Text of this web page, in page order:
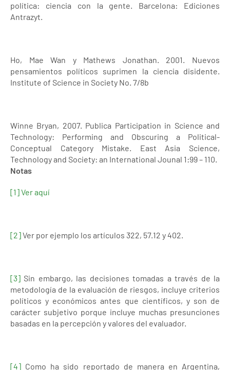
política: ciencia con la gente. Barcelona: Ediciones
Antrazyt.
Ho, Mae Wan y Mathews Jonathan. 2001. Nuevos
pensamientos políticos suprimen la ciencia disidente.
Institute of Science in Society No. 7/8b
Winne Bryan, 2007. Publica Participation in Science and
Technology: Performing and Obscuring a Political-
Conceptual Category Mistake. East Asia Science,
Technology and Society: an International Jounal 1:99 – 110.
Notas
[1]Ver aquí
[2]Ver por ejemplo los artículos 322, 57.12 y 402.
[3] Sin embargo, las decisiones tomadas a través de la
metodología de la evaluación de riesgos, incluye criterios
políticos y económicos antes que científicos, y son de
carácter subjetivo porque incluye muchas presunciones
basadas en la percepción y valores del evaluador.
[4] Como ha sido reportado de manera en Argentina,